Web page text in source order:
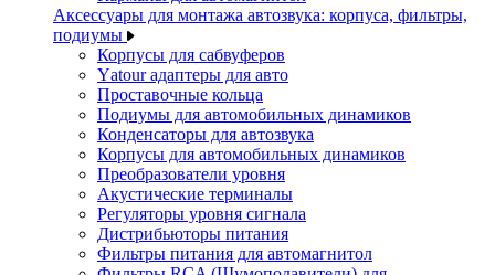
Аксессуары для монтажа автозвука: корпуса, фильтры,
подиумы
Корпусы для сабвуферов
Yаtour адаптеры для авто
Проставочные кольца
Подиумы для автомобильных динамиков
Конденсаторы для автозвука
Корпусы для автомобильных динамиков
Преобразователи уровня
Акустические терминалы
Регуляторы уровня сигнала
Дистрибьюторы питания
Фильтры питания для автомагнитол